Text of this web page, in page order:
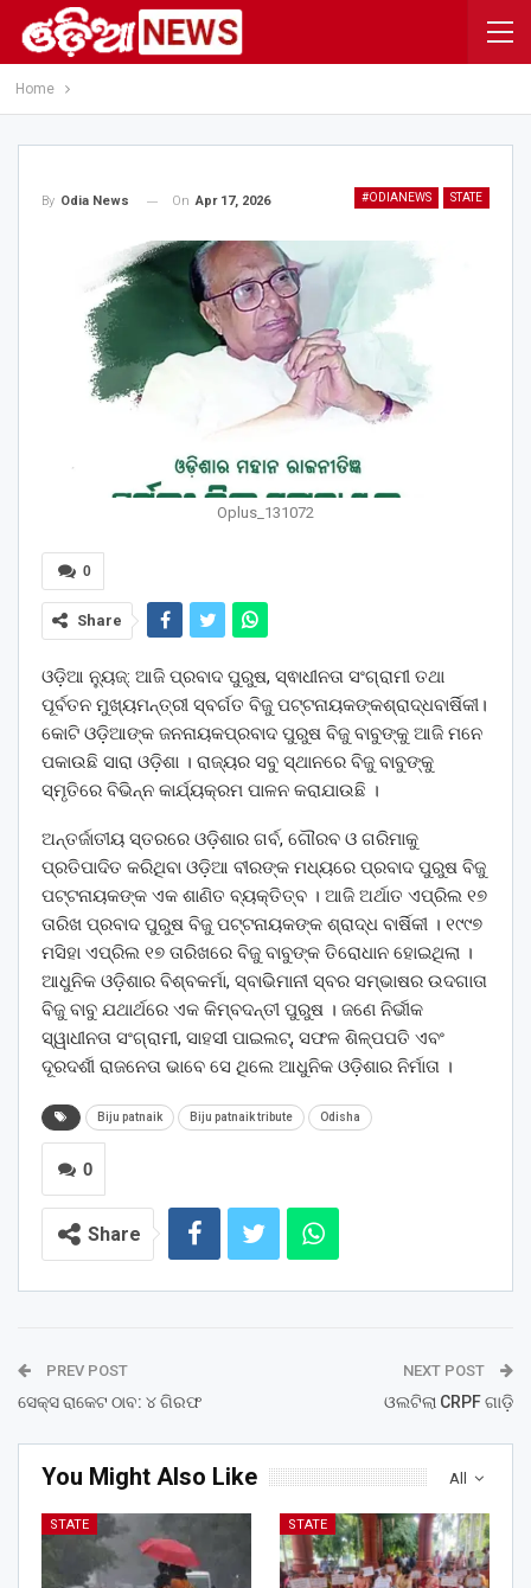
Home
#ODIANEWS STATE
By Odia News On Apr 17, 2026
Oplus_131072
0
Share
ଓଡ଼ିଆ ନ୍ୟୁଜ୍: ଆଜି ପ୍ରବାଦ ପୁରୁଷ, ସ୍ଵାଧୀନତା ସଂଗ୍ରାମୀ ତଥା
ପୂର୍ବତନ ମୁଖ୍ୟମନ୍ତ୍ରୀ ସ୍ବର୍ଗତ ବିଜୁ ପଟ୍ଟନାୟକଙ୍କଶ୍ରାଦ୍ଧବାର୍ଷିକୀ।
କୋଟି ଓଡ଼ିଆଙ୍କ ଜନନାୟକପ୍ରବାଦ ପୁରୁଷ ବିଜୁ ବାବୁଙ୍କୁ ଆଜି ମନେ
ପକାଉଛି ସାରା ଓଡ଼ିଶା । ରାଜ୍ୟର ସବୁ ସ୍ଥାନରେ ବିଜୁ ବାବୁଙ୍କୁ
ସ୍ମୃତିରେ ବିଭିନ୍ନ କାର୍ଯ୍ୟକ୍ରମ ପାଳନ କରାଯାଉଛି ।
ଅନ୍ତର୍ଜାତୀୟ ସ୍ତରରେ ଓଡ଼ିଶାର ଗର୍ବ, ଗୌରବ ଓ ଗରିମାକୁ
ପ୍ରତିପାଦିତ କରିଥିବା ଓଡ଼ିଆ ବୀରଙ୍କ ମଧ୍ୟରେ ପ୍ରବାଦ ପୁରୁଷ ବିଜୁ
ପଟ୍ଟନାୟକଙ୍କ ଏକ ଶାଣିତ ବ୍ୟକ୍ତିତ୍ବ । ଆଜି ଅର୍ଥାତ ଏପ୍ରିଲ ୧୭
ତାରିଖ ପ୍ରବାଦ ପୁରୁଷ ବିଜୁ ପଟ୍ଟନାୟକଙ୍କ ଶ୍ରାଦ୍ଧ ବାର୍ଷିକୀ । ୧୯୯୭
ମସିହା ଏପ୍ରିଲ ୧୭ ତାରିଖରେ ବିଜୁ ବାବୁଙ୍କ ତିରୋଧାନ ହୋଇଥିଲା ।
ଆଧୁନିକ ଓଡ଼ିଶାର ବିଶ୍ବକର୍ମା, ସ୍ବାଭିମାନୀ ସ୍ବର ସମ୍ଭାଷର ଉଦଗାତା
ବିଜୁ ବାବୁ ଯଥାର୍ଥରେ ଏକ କିମ୍ବଦନ୍ତୀ ପୁରୁଷ । ଜଣେ ନିର୍ଭୀକ
ସ୍ୱାଧୀନତା ସଂଗ୍ରାମୀ, ସାହସୀ ପାଇଲଟ୍, ସଫଳ ଶିଳ୍ପପତି ଏବଂ
ଦୂରଦର୍ଶୀ ରାଜନେତା ଭାବେ ସେ ଥିଲେ ଆଧୁନିକ ଓଡ଼ିଶାର ନିର୍ମାତା ।
Biju patnaik Biju patnaik tribute Odisha
0
Share
PREV POST
ସେକ୍ସ ରାକେଟ ଠାବ: ୪ ଗିରଫ
NEXT POST
ଓଲଟିଲା CRPF ଗାଡ଼ି
All
You Might Also Like
STATE STATE